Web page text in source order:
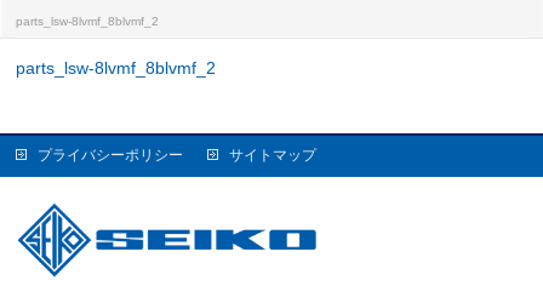
parts_lsw-8lvmf_8blvmf_2
parts_lsw-8lvmf_8blvmf_2
プライバシーポリシー サイトマップ